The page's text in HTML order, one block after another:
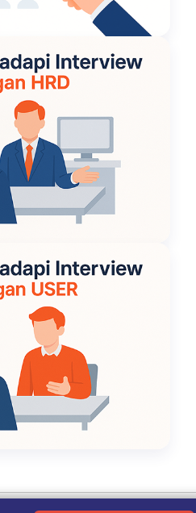
Kebijakan Privasi|Tentang Kami|